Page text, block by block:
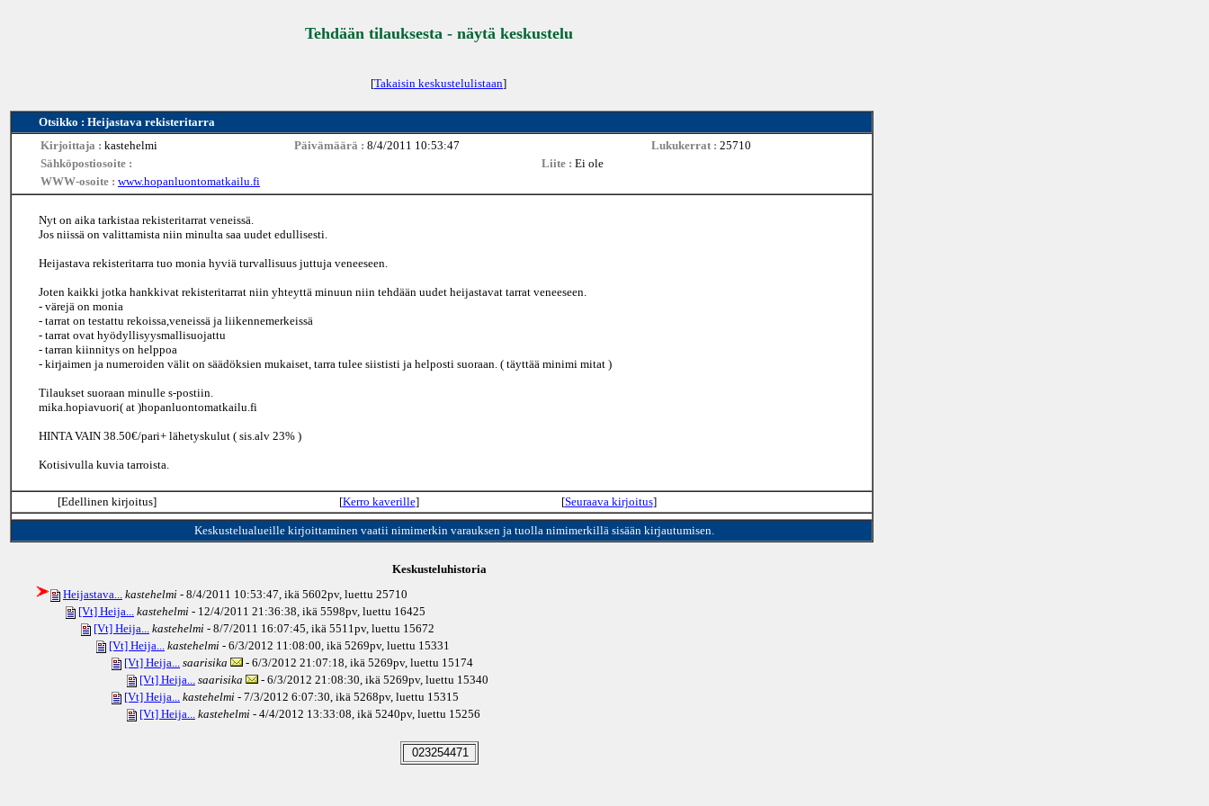
Tehdään tilauksesta - näytä keskustelu
[Takaisin keskustelulistaan]
Otsikko : Heijastava rekisteritarra
Kirjoittaja : kastehelmi Päivämäärä : 8/4/2011 10:53:47 Lukukerrat : 25710
Sähköpostiosoite :
Liite : Ei ole
WWW-osoite : www.hopanluontomatkailu.fi
Nyt on aika tarkistaa rekisteritarrat veneissä.
Jos niissä on valittamista niin minulta saa uudet edullisesti.
Heijastava rekisteritarra tuo monia hyviä turvallisuus juttuja veneeseen.
Joten kaikki jotka hankkivat rekisteritarrat niin yhteyttä minuun niin tehdään uudet heijastavat tarrat veneeseen.
- värejä on monia
- tarrat on testattu rekoissa,veneissä ja liikennemerkeissä
- tarrat ovat hyödyllisyysmallisuojattu
- tarran kiinnitys on helppoa
- kirjaimen ja numeroiden välit on säädöksien mukaiset, tarra tulee siististi ja helposti suoraan. ( täyttää minimi mitat )
Tilaukset suoraan minulle s-postiin.
mika.hopiavuori( at )hopanluontomatkailu.fi
HINTA VAIN 38.50€/pari+ lähetyskulut ( sis.alv 23% )
Kotisivulla kuvia tarroista.
[Edellinen kirjoitus] [Kerro kaverille] [Seuraava kirjoitus]
Keskustelualueille kirjoittaminen vaatii nimimerkin varauksen ja tuolla nimimerkillä sisään kirjautumisen.
Keskusteluhistoria
Heijastava... kastehelmi - 8/4/2011 10:53:47, ikä 5602pv, luettu 25710
[Vt] Heija... kastehelmi - 12/4/2011 21:36:38, ikä 5598pv, luettu 16425
[Vt] Heija... kastehelmi - 8/7/2011 16:07:45, ikä 5511pv, luettu 15672
[Vt] Heija... kastehelmi - 6/3/2012 11:08:00, ikä 5269pv, luettu 15331
[Vt] Heija... saarisika - 6/3/2012 21:07:18, ikä 5269pv, luettu 15174
[Vt] Heija... saarisika - 6/3/2012 21:08:30, ikä 5269pv, luettu 15340
[Vt] Heija... kastehelmi - 7/3/2012 6:07:30, ikä 5268pv, luettu 15315
[Vt] Heija... kastehelmi - 4/4/2012 13:33:08, ikä 5240pv, luettu 15256
023254471